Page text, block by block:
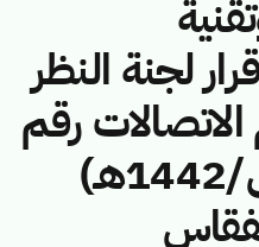
لجنة النظر
رقم
(42742461 /ق/1442هـ)